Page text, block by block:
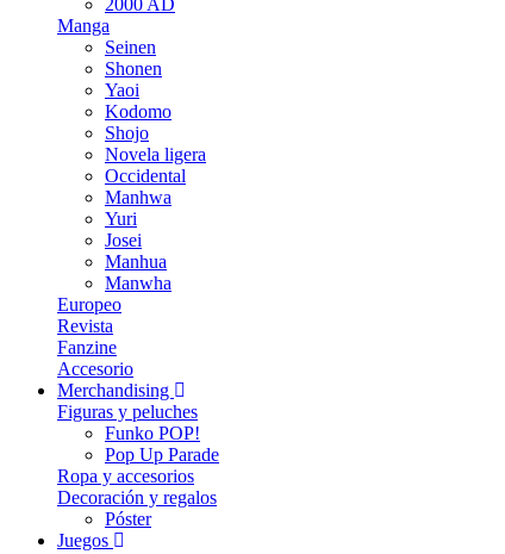
2000 AD
Manga
Seinen
Shonen
Yaoi
Kodomo
Shojo
Novela ligera
Occidental
Manhwa
Yuri
Josei
Manhua
Manwha
Europeo
Revista
Fanzine
Accesorio
Merchandising
Figuras y peluches
Funko POP!
Pop Up Parade
Ropa y accesorios
Decoración y regalos
Póster
Juegos